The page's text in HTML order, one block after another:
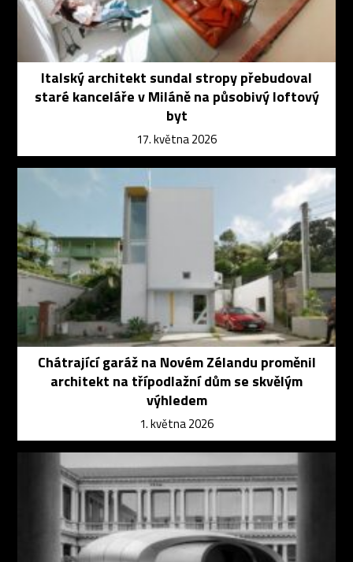
Italský architekt sundal stropy přebudoval
staré kanceláře v Miláně na působivý loftový
byt
17. května 2026
Chátrající garáž na Novém Zélandu proměnil
architekt na třípodlažní dům se skvělým
výhledem
1. května 2026